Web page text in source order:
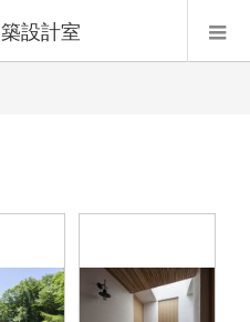
設計室